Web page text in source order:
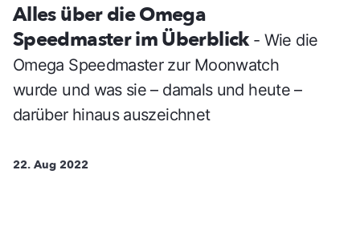
Alles über die Omega
Speedmaster im Überblick - Wie die
Omega Speedmaster zur Moonwatch
wurde und was sie – damals und heute –
darüber hinaus auszeichnet
22. Aug 2022